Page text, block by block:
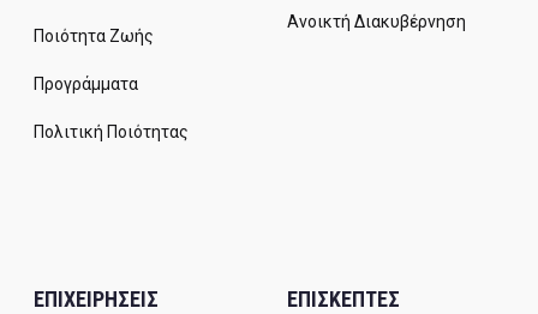
Ποιότητα Ζωής
Προγράμματα
Πολιτική Ποιότητας
Ανοικτή Διακυβέρνηση
ΕΠΙΧΕΙΡΗΣΕΙΣ ΕΠΙΣΚΕΠΤΕΣ